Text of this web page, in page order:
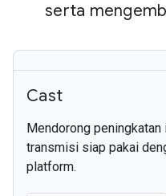
serta
Cast
Mendorong
transmisi siap pakai
platform.